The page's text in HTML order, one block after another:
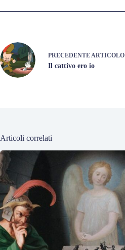
PRECEDENTEARTICOLO
Il cattivo ero io
Articoli correlati